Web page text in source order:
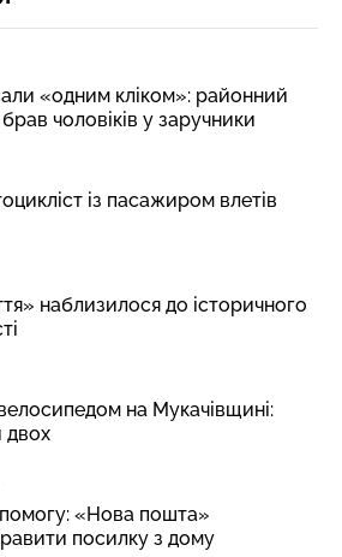
«одним кліком»: районний
чоловіків у заручники
із пасажиром влетів
наблизилося до історичного
на Мукачівщині:
двох
«Нова пошта»
посилку з дому